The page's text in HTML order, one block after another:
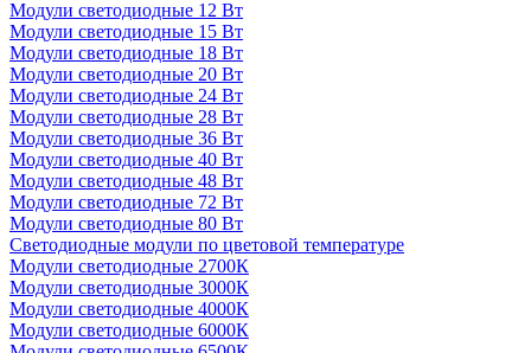
Модули светодиодные 12 Вт
Модули светодиодные 15 Вт
Модули светодиодные 18 Вт
Модули светодиодные 20 Вт
Модули светодиодные 24 Вт
Модули светодиодные 28 Вт
Модули светодиодные 36 Вт
Модули светодиодные 40 Вт
Модули светодиодные 48 Вт
Модули светодиодные 72 Вт
Модули светодиодные 80 Вт
Светодиодные модули по цветовой температуре
Модули светодиодные 2700К
Модули светодиодные 3000К
Модули светодиодные 4000К
Модули светодиодные 6000К